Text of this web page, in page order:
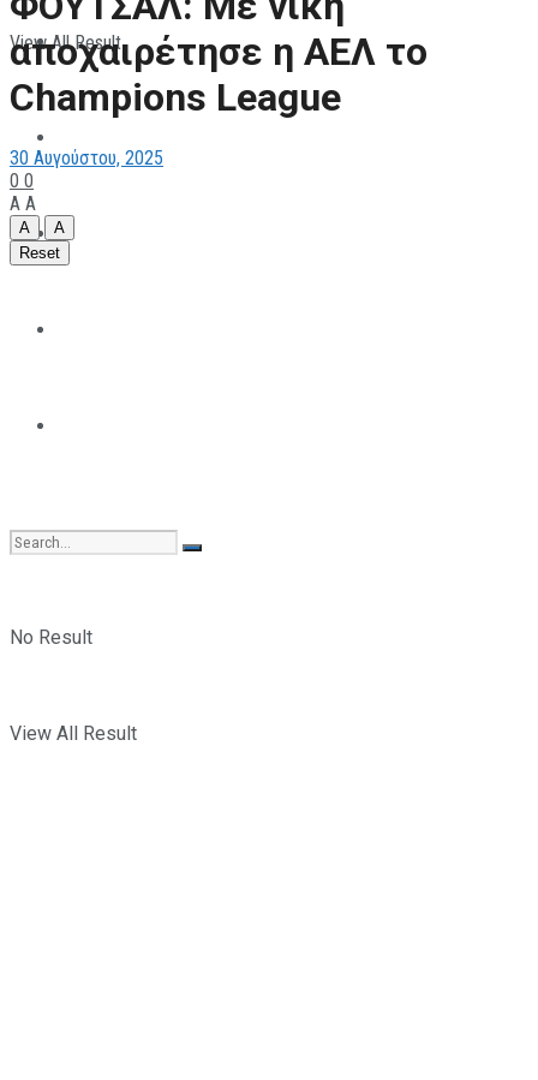
ΠΑΡΑΘΛΗΤΙΣΜΟΣ
ΑΝΑΠΤΥΞΙΑΚΑ
No Result
View All Result
View All Result
αποχαιρέτησε η ΑΕΛ το
Champions League
30 Αυγούστου, 2025
0 0
A A
A
A
Reset